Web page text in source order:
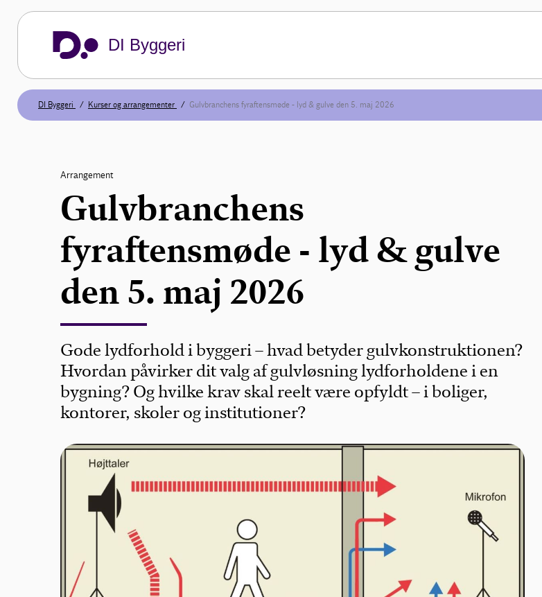
DI Byggeri
DI Byggeri Kurser og arrangementer Gulvbranchens fyraftensmøde - lyd & gulve den 5. maj 2026
Arrangement
Gulvbranchens
fyraftensmøde - lyd & gulve
den 5. maj 2026
Gode lydforhold i byggeri – hvad betyder gulvkonstruktionen?
Hvordan påvirker dit valg af gulvløsning lydforholdene i en
bygning? Og hvilke krav skal reelt være opfyldt – i boliger,
kontorer, skoler og institutioner?